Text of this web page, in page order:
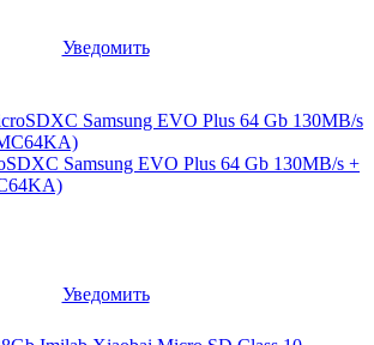
Уведомить
Samsung EVO Plus 64 Gb 130MB/s +
Уведомить